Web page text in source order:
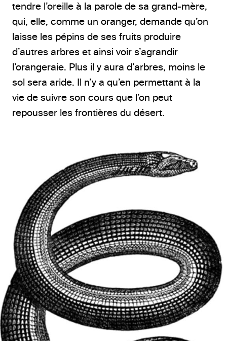
tendre l’oreille à la parole de sa grand-mère,
qui, elle, comme un oranger, demande qu’on
laisse les pépins de ses fruits produire
d’autres arbres et ainsi voir s’agrandir
l’orangeraie. Plus il y aura d’arbres, moins le
sol sera aride. Il n’y a qu’en permettant à la
vie de suivre son cours que l’on peut
repousser les frontières du désert.